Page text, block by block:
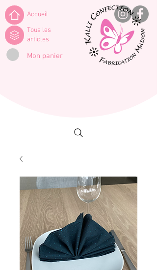
Accueil
Tous les
articles
Mon panier